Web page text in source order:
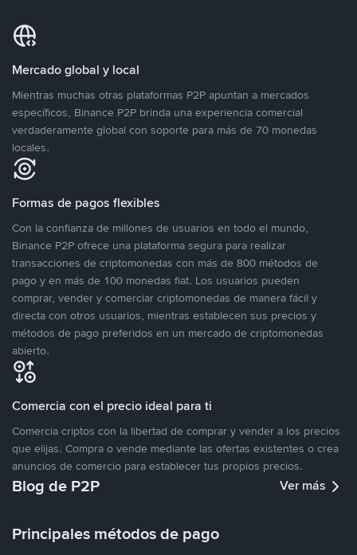
Mercado global y local
Mientras muchas otras plataformas P2P apuntan a mercados
específicos, Binance P2P brinda una experiencia comercial
verdaderamente global con soporte para más de 70 monedas
locales.
Formas de pagos flexibles
Con la confianza de millones de usuarios en todo el mundo,
Binance P2P ofrece una plataforma segura para realizar
transacciones de criptomonedas con más de 800 métodos de
pago y en más de 100 monedas fiat. Los usuarios pueden
comprar, vender y comerciar criptomonedas de manera fácil y
directa con otros usuarios, mientras establecen sus precios y
métodos de pago preferidos en un mercado de criptomonedas
abierto.
Comercia con el precio ideal para ti
Comercia criptos con la libertad de comprar y vender a los precios
que elijas. Compra o vende mediante las ofertas existentes o crea
anuncios de comercio para establecer tus propios precios.
Blog de P2P Ver más
Principales métodos de pago